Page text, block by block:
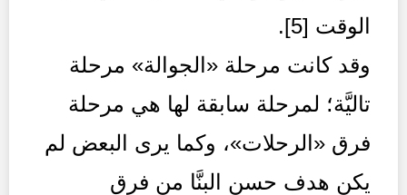
الوقت [5].
وقد كانت مرحلة «الجوالة» مرحلة
تاليَّة؛ لمرحلة سابقة لها هي مرحلة
فرق «الرحلات»، وكما يرى البعض لم
يكن هدف حسن البنَّا من فرق